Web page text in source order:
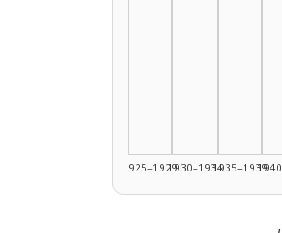
1925–19291930–19341935–1939